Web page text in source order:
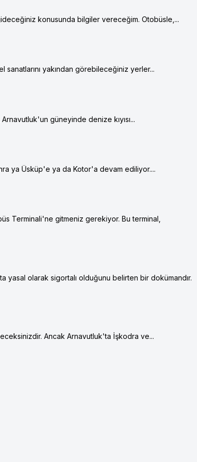
konusunda bilgiler vereceğim. Otobüsle,...
yakından görebileceğiniz yerler...
güneyinde denize kıyısı...
ya Üsküp'e ya da Kotor'a devam ediliyor....
Terminali'ne gitmeniz gerekiyor. Bu terminal,
yasal olarak sigortalı olduğunu belirten bir dokümandır.
Ancak Arnavutluk'ta İşkodra ve...